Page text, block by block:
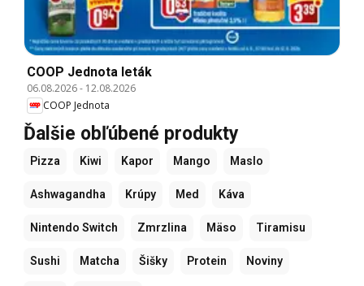
COOP Jednota leták
06.08.2026- 12.08.2026
COOP Jednota
Ďalšie obľúbené produkty
Pizza Kiwi Kapor Mango Maslo
Ashwagandha Krúpy Med Káva
Nintendo Switch Zmrzlina Mäso Tiramisu
Sushi Matcha Šišky Protein Noviny